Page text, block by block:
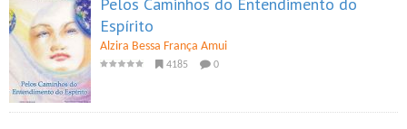
Espírito
Alzira Bessa França Amui
4185 0